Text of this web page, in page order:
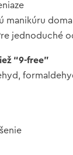
manikúru
jednoduché
“9-free”